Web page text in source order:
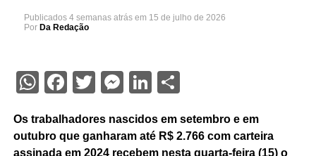
Publicados 4 semanas atrás em 15 de julho de 2026
Por Da Redação
WhatsApp
Facebook
Twitter
Messenger
LinkedIn
Share
Os trabalhadores nascidos em setembro e em
outubro que ganharam até R$ 2.766 com carteira
assinada em 2024 recebem nesta quarta-feira (15) o